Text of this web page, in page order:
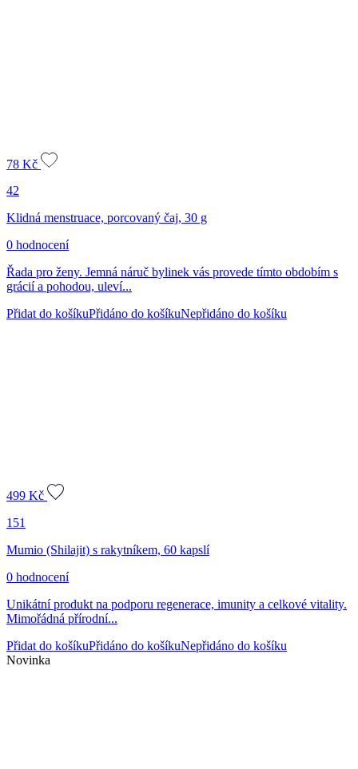
78 Kč
42
Klidná menstruace, porcovaný čaj, 30 g
0 hodnocení
Řada pro ženy. Jemná náruč bylinek vás provede tímto obdobím s
grácií a pohodou, uleví...
Přidat do košíkuPřidáno do košíkuNepřidáno do košíku
499 Kč
151
Mumio (Shilajit) s rakytníkem, 60 kapslí
0 hodnocení
Unikátní produkt na podporu regenerace, imunity a celkové vitality.
Mimořádná přírodní...
Přidat do košíkuPřidáno do košíkuNepřidáno do košíku
Novinka